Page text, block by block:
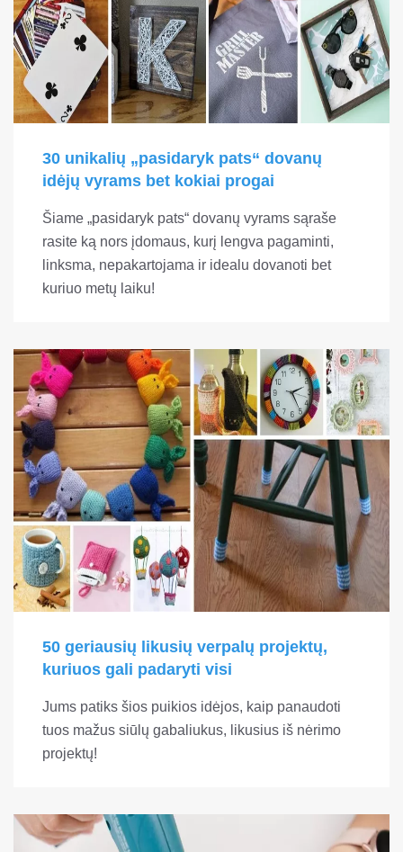
30 unikalių „pasidaryk pats“ dovanų
idėjų vyrams bet kokiai progai
Šiame „pasidaryk pats“ dovanų vyrams sąraše
rasite ką nors įdomaus, kurį lengva pagaminti,
linksma, nepakartojama ir idealu dovanoti bet
kuriuo metų laiku!
50 geriausių likusių verpalų projektų,
kuriuos gali padaryti visi
Jums patiks šios puikios idėjos, kaip panaudoti
tuos mažus siūlų gabaliukus, likusius iš nėrimo
projektų!